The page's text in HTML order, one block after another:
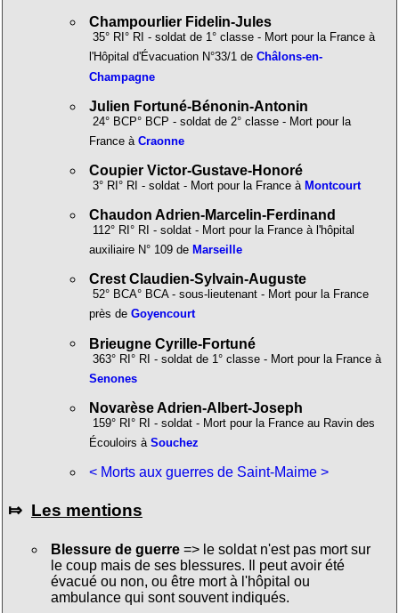
Champourlier Fidelin-Jules
35° RI° RI - soldat de 1° classe - Mort pour la France à
l'Hôpital d'Évacuation N°33/1 de Châlons-en-
Champagne
Julien Fortuné-Bénonin-Antonin
24° BCP° BCP - soldat de 2° classe - Mort pour la
France à Craonne
Coupier Victor-Gustave-Honoré
3° RI° RI - soldat - Mort pour la France à Montcourt
Chaudon Adrien-Marcelin-Ferdinand
112° RI° RI - soldat - Mort pour la France à l'hôpital
auxiliaire N° 109 de Marseille
Crest Claudien-Sylvain-Auguste
52° BCA° BCA - sous-lieutenant - Mort pour la France
près de Goyencourt
Brieugne Cyrille-Fortuné
363° RI° RI - soldat de 1° classe - Mort pour la France à
Senones
Novarèse Adrien-Albert-Joseph
159° RI° RI - soldat - Mort pour la France au Ravin des
Écouloirs à Souchez
< Morts aux guerres de Saint-Maime >
⤇ Les mentions
Blessure de guerre=> le soldat n'est pas mort sur
le coup mais de ses blessures. Il peut avoir été
évacué ou non, ou être mort à l'hôpital ou
ambulance qui sont souvent indiqués.